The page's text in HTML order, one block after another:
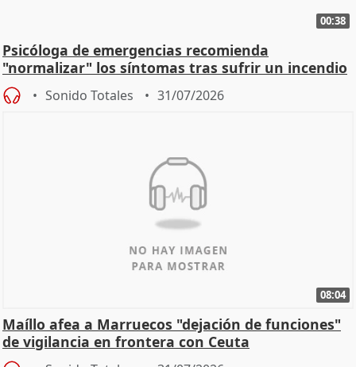
00:38
Psicóloga de emergencias recomienda
"normalizar" los síntomas tras sufrir un incendio
Sonido Totales 31/07/2026
08:04
Maíllo afea a Marruecos "dejación de funciones"
de vigilancia en frontera con Ceuta